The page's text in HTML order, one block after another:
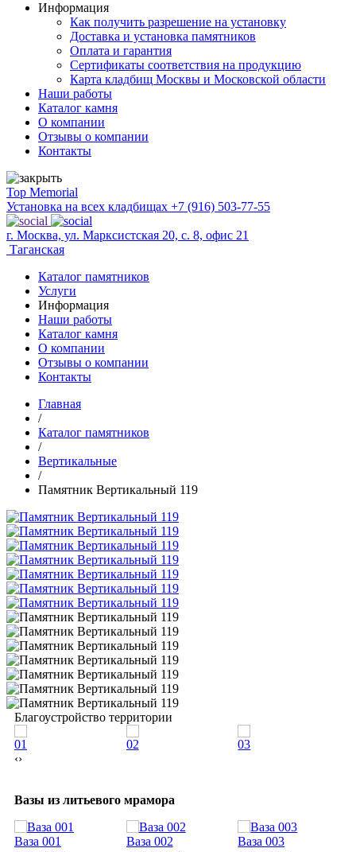
Информация
Как получить разрешение на установку
Доставка и установка памятников
Оплата и гарантия
Сертификаты соответствия на продукцию
Карта кладбищ Москвы и Московской области
Наши работы
Каталог камня
О компании
Отзывы о компании
Контакты
Top Memorial
Установка на всех кладбищах +7 (916) 503-77-55
г. Москва, ул. Марксистская 20, с. 8, офис 21
Таганская
Каталог памятников
Услуги
Информация
Наши работы
Каталог камня
О компании
Отзывы о компании
Контакты
Главная
/
Каталог памятников
/
Вертикальные
/
Памятник Вертикальный 119
Благоустройство территории
01
02 03
‹›
Вазы из литьевого мрамора
Ваза 001
Ваза 002
Ваза 003